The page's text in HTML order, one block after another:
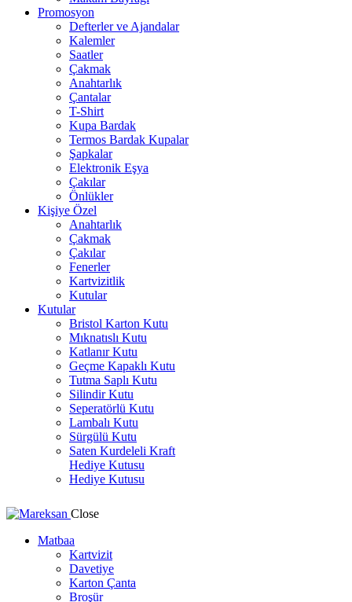
Promosyon
Defterler ve Ajandalar
Kalemler
Saatler
Çakmak
Anahtarlık
Çantalar
T-Shirt
Kupa Bardak
Termos Bardak Kupalar
Şapkalar
Elektronik Eşya
Çakılar
Önlükler
Kişiye Özel
Anahtarlık
Çakmak
Çakılar
Fenerler
Kartvizitlik
Kutular
Kutular
Bristol Karton Kutu
Mıknatıslı Kutu
Katlanır Kutu
Geçme Kapaklı Kutu
Tutma Saplı Kutu
Silindir Kutu
Seperatörlü Kutu
Lambalı Kutu
Sürgülü Kutu
Saten Kurdeleli Kraft
Hediye Kutusu
Hediye Kutusu
Close
Matbaa
Kartvizit
Davetiye
Karton Çanta
Broşür